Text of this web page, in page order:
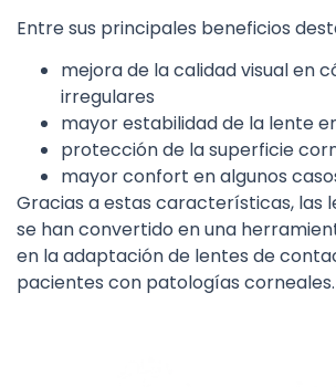
Entre sus principales beneficios
mejora de la calidad visual en
irregulares
mayor estabilidad de la lente
protección de la superficie
mayor confort en algunos
Gracias a estas características, las
se han convertido en una
en la adaptación de lentes de
pacientes con patologías corneales.